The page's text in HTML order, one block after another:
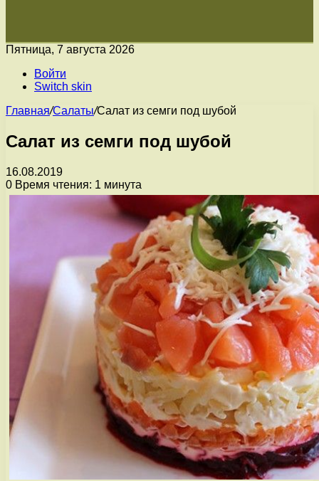
Пятница, 7 августа 2026
Войти
Switch skin
Главная/Салаты/Салат из семги под шубой
Салат из семги под шубой
16.08.2019
0 Время чтения: 1 минута